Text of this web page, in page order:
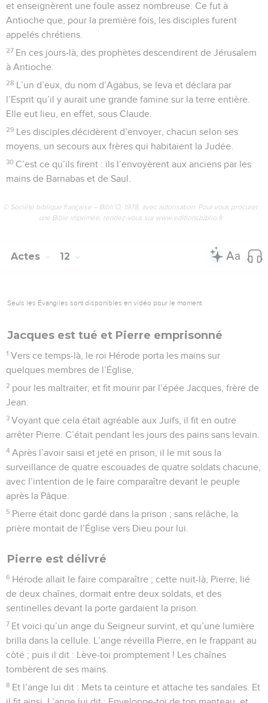
et enseignèrent une foule assez nombreuse. Ce fut à
Antioche que, pour la première fois, les disciples furent
appelés chrétiens.
27 En ces jours-là, des prophètes descendirent de Jérusalem
à Antioche.
28 L’un d’eux, du nom d’Agabus, se leva et déclara par
l’Esprit qu’il y aurait une grande famine sur la terre entière.
Elle eut lieu, en effet, sous Claude.
29 Les disciples décidèrent d’envoyer, chacun selon ses
moyens, un secours aux frères qui habitaient la Judée.
30 C’est ce qu’ils firent : ils l’envoyèrent aux anciens par les
mains de Barnabas et de Saul.
© Société biblique française – Bibli’O, 1978, avec autorisation. Pour vous procurer
une Bible imprimée, rendez-vous sur www.editionsbiblio.fr
Actes 12
Seuls les Évangiles sont disponibles en vidéo pour le moment.
Jacques est tué et Pierre emprisonné
1 Vers ce temps-là, le roi Hérode porta les mains sur
quelques membres de l’Église,
2 pour les maltraiter, et fit mourir par l’épée Jacques, frère de
Jean.
3 Voyant que cela était agréable aux Juifs, il fit en outre
arrêter Pierre. C’était pendant les jours des pains sans levain.
4 Après l’avoir saisi et jeté en prison, il le mit sous la
surveillance de quatre escouades de quatre soldats chacune,
avec l’intention de le faire comparaître devant le peuple
après la Pâque.
5 Pierre était donc gardé dans la prison ; sans relâche, la
prière montait de l’Église vers Dieu pour lui.
Pierre est délivré
6 Hérode allait le faire comparaître ; cette nuit-là, Pierre, lié
de deux chaînes, dormait entre deux soldats, et des
sentinelles devant la porte gardaient la prison.
7 Et voici qu’un ange du Seigneur survint, et qu’une lumière
brilla dans la cellule. L’ange réveilla Pierre, en le frappant au
côté ; puis il dit : Lève-toi promptement ! Les chaînes
tombèrent de ses mains.
8 Et l’ange lui dit : Mets ta ceinture et attache tes sandales. Et